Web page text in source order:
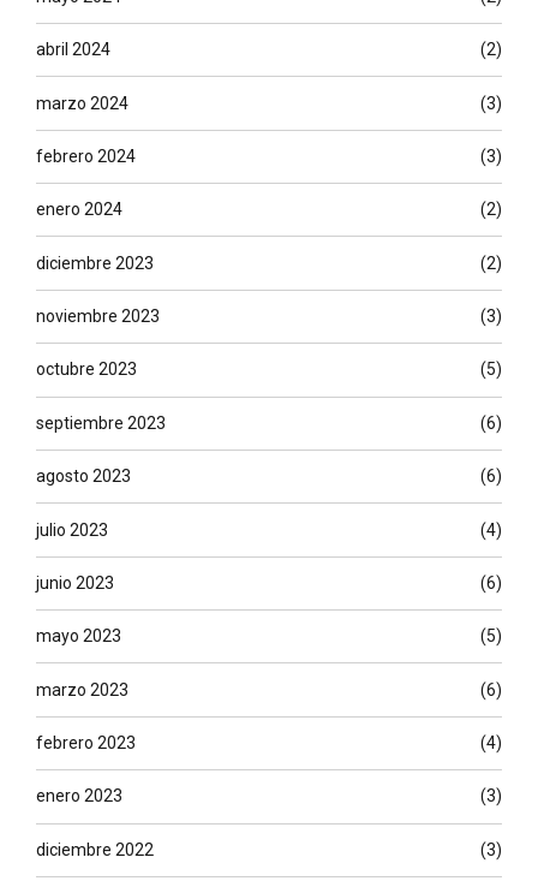
abril 2024 (2)
marzo 2024 (3)
febrero 2024 (3)
enero 2024 (2)
diciembre 2023 (2)
noviembre 2023 (3)
octubre 2023 (5)
septiembre 2023 (6)
agosto 2023 (6)
julio 2023 (4)
junio 2023 (6)
mayo 2023 (5)
marzo 2023 (6)
febrero 2023 (4)
enero 2023 (3)
diciembre 2022 (3)